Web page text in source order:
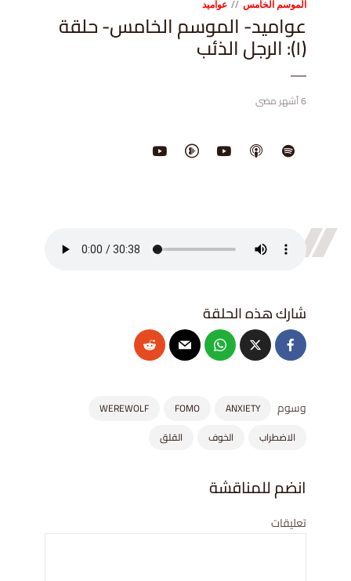
الموسم الخامس عواميد
عواميد- الموسم الخامس- حلقة
(١): الرجل الذئب
6 أشهر مضى
وسوم ANXIETY
FOMO
WEREWOLF
الاضطراب
الخوف القلق
انضم للمناقشة
تعليقات